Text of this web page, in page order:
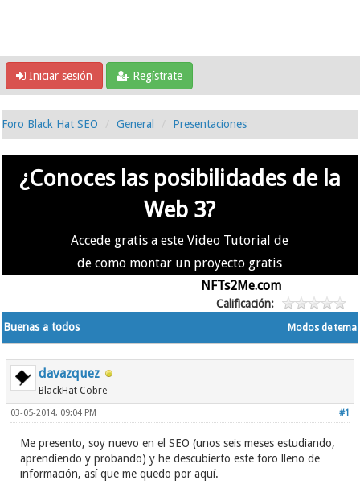
Iniciar sesión Regístrate
Foro Black Hat SEO General Presentaciones
¿Conoces las posibilidades de la
Web 3?
Accede gratis a este Video Tutorial de
de como montar un proyecto gratis
NFTs2Me.com
Calificación:
Modos de tema
Buenas a todos
davazquez
BlackHat Cobre
#1
03-05-2014, 09:04 PM
Me presento, soy nuevo en el SEO (unos seis meses estudiando,
aprendiendo y probando) y he descubierto este foro lleno de
información, así que me quedo por aquí.